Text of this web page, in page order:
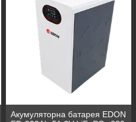
Акумуляторна батарея EDON